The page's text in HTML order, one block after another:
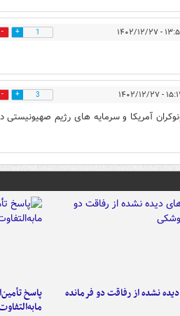
۱۴۰۲/۱۲/۲۷ 1
- ۱۴۰۲/۱۲/۲۷ 3
آمریکا و سرمایه های رژیم صهیونیستی
نشده از رفاقت دو فرمانده‌
پاسخ